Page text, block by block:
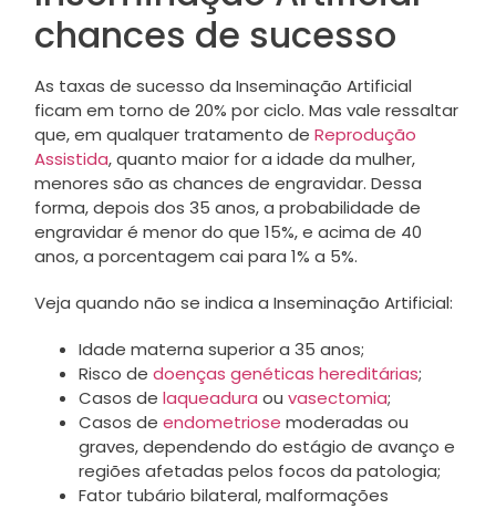
chances de sucesso
As taxas de sucesso da Inseminação Artificial
ficam em torno de 20% por ciclo. Mas vale ressaltar
que, em qualquer tratamento de Reprodução
Assistida, quanto maior for a idade da mulher,
menores são as chances de engravidar. Dessa
forma, depois dos 35 anos, a probabilidade de
engravidar é menor do que 15%, e acima de 40
anos, a porcentagem cai para 1% a 5%.
Veja quando não se indica a Inseminação Artificial:
Idade materna superior a 35 anos;
Risco de doenças genéticas hereditárias;
Casos de laqueadura ou vasectomia;
Casos de endometriose moderadas ou
graves, dependendo do estágio de avanço e
regiões afetadas pelos focos da patologia;
Fator tubário bilateral, malformações